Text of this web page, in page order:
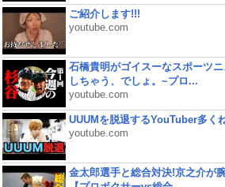
ご紹介します!!!
youtube.com
石橋貴明がゴイスーなスポーツ
しちゃう、でしょ。~プロ...
youtube.com
UUUMを脱退するYouTuber多く
youtube.com
金太郎選手と総合対決!京之介が